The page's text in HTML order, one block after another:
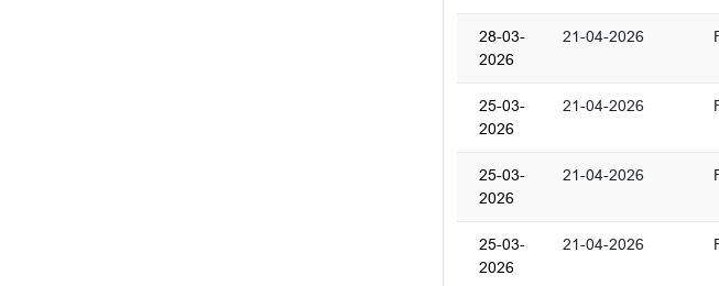
28-03-
2026
21-04-2026
25-03-
2026
21-04-2026
25-03-
2026
21-04-2026
25-03-
2026
21-04-2026